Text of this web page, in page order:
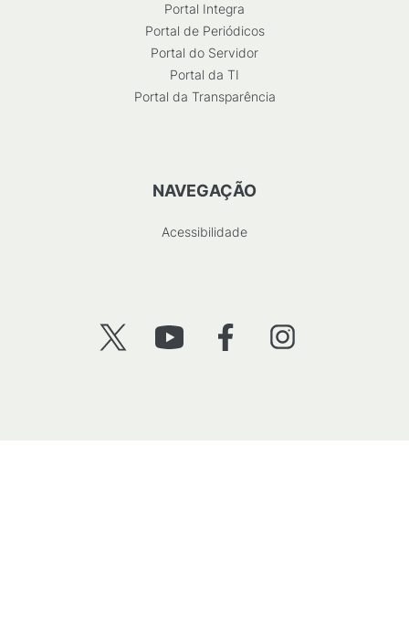
Portal Integra
Portal de Periódicos
Portal do Servidor
Portal da TI
Portal da Transparência
NAVEGAÇÃO
Acessibilidade